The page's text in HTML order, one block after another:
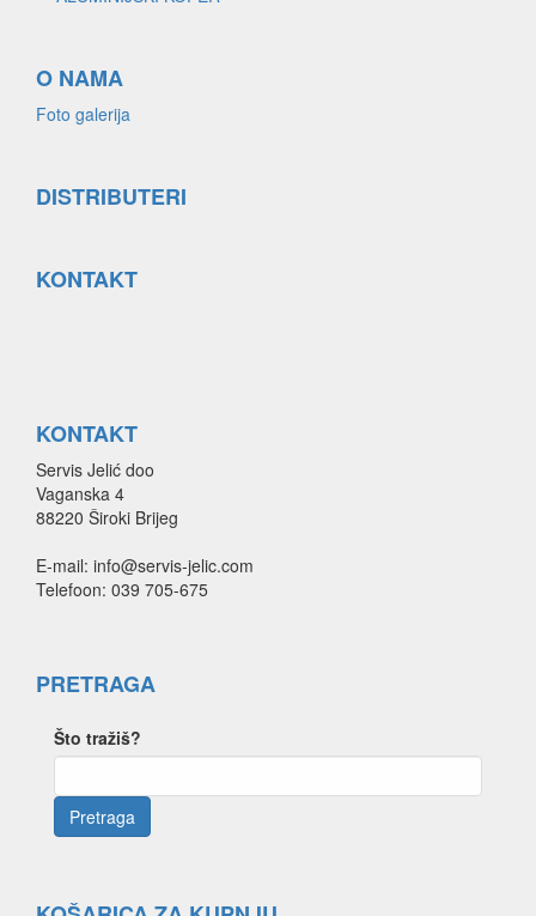
O NAMA
Foto galerija
DISTRIBUTERI
KONTAKT
KONTAKT
Servis Jelić doo
Vaganska 4
88220 Široki Brijeg
E-mail: info@servis-jelic.com
Telefoon: 039 705-675
PRETRAGA
Što tražiš?